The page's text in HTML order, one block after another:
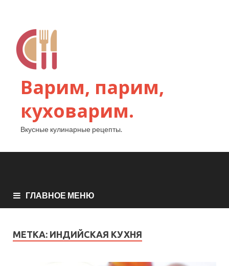
Варим, парим,
куховарим.
Вкусные кулинарные рецепты.
ГЛАВНОЕ МЕНЮ
МЕТКА: ИНДИЙСКАЯ КУХНЯ